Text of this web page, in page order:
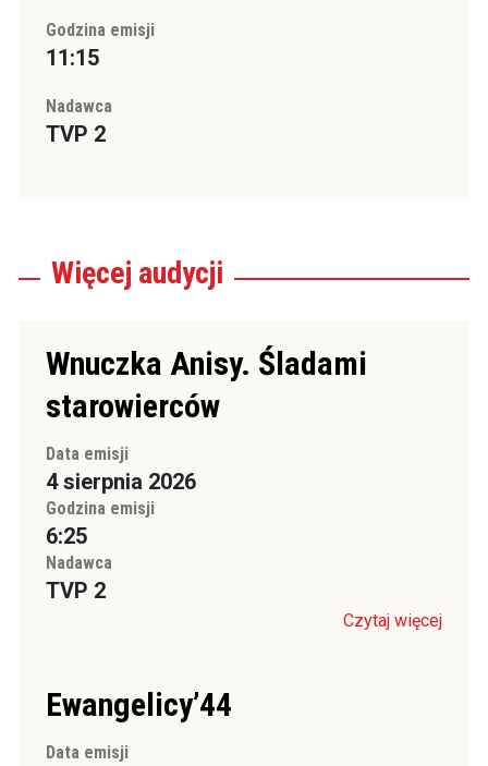
Godzina emisji
11:15
Nadawca
TVP 2
Więcej audycji
Wnuczka Anisy. Śladami
starowierców
Data emisji
4 sierpnia 2026
Godzina emisji
6:25
Nadawca
TVP 2
Czytaj więcej
Ewangelicy’44
Data emisji